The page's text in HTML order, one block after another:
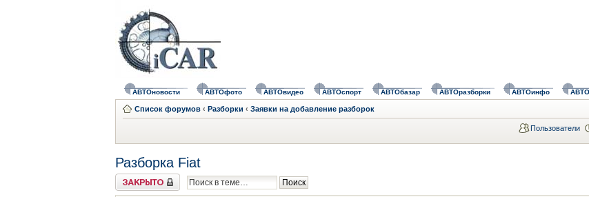
АВТОновости АВТОфото АВТОвидео АВТОспорт АВТОбазар АВТОразборки АВТОинфо
Список форумов ‹ Разборки ‹ Заявки на добавление разборок
Пользователи
Разборка Fiat
Закрыто